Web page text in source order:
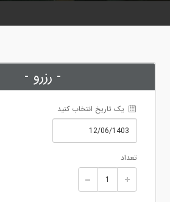
- رزرو -
یک تاریخ انتخاب کنید
تعداد